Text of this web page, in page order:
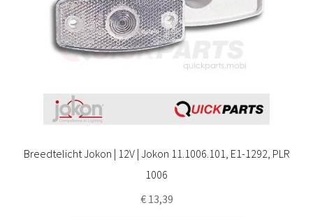
Breedtelicht Jokon | 12V | Jokon 11.1006.101, E1-1292, PLR
1006
€13,39